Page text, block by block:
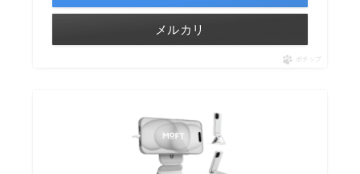
メルカリ
ポチップ